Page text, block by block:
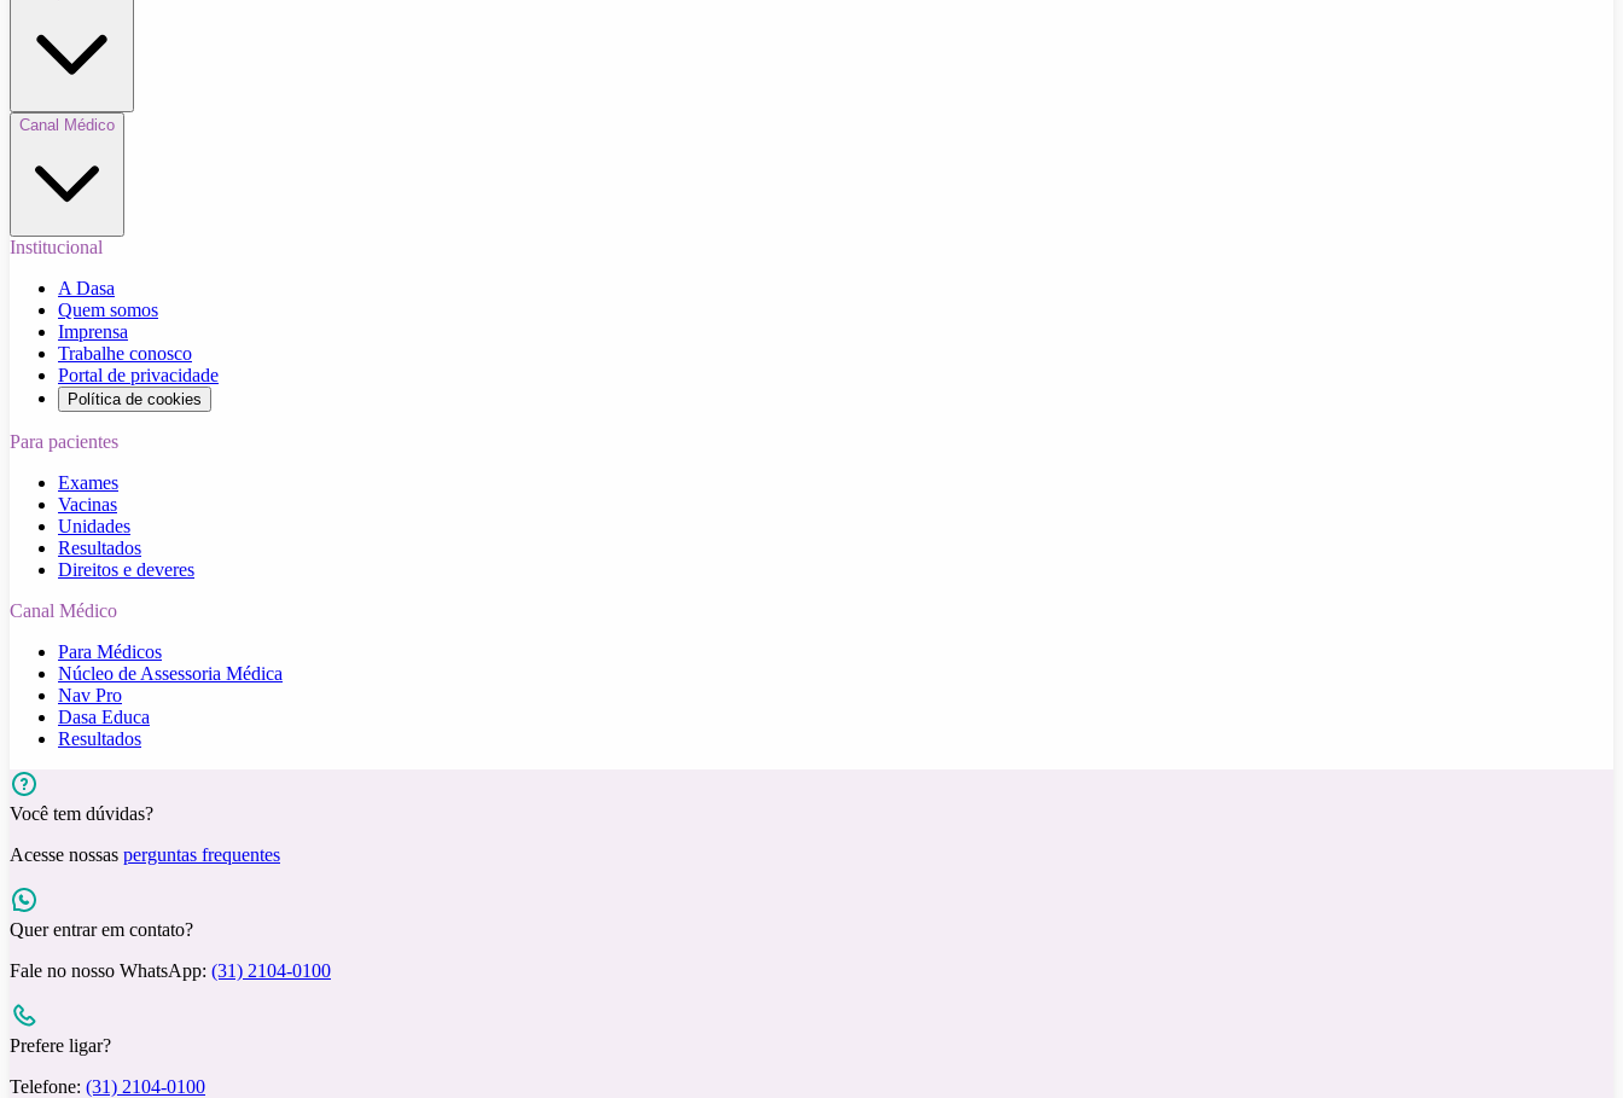
Canal Médico
Institucional
A Dasa
Quem somos
Imprensa
Trabalhe conosco
Portal de privacidade
Política de cookies
Para pacientes
Exames
Vacinas
Unidades
Resultados
Direitos e deveres
Canal Médico
Para Médicos
Núcleo de Assessoria Médica
Nav Pro
Dasa Educa
Resultados
Você tem dúvidas?
Acesse nossas perguntas frequentes
Quer entrar em contato?
Fale no nosso WhatsApp: (31) 2104-0100
Prefere ligar?
Telefone: (31) 2104-0100